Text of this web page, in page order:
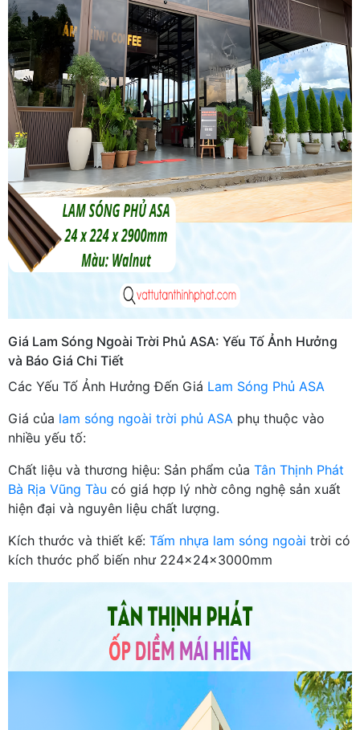
Giá Lam Sóng Ngoài Trời Phủ ASA: Yếu Tố Ảnh Hưởng
và Báo Giá Chi Tiết
Các Yếu Tố Ảnh Hưởng Đến Giá Lam Sóng Phủ ASA
Giá của lam sóng ngoài trời phủ ASA phụ thuộc vào
nhiều yếu tố:
Chất liệu và thương hiệu: Sản phẩm của Tân Thịnh Phát
Bà Rịa Vũng Tàu có giá hợp lý nhờ công nghệ sản xuất
hiện đại và nguyên liệu chất lượng.
Kích thước và thiết kế: Tấm nhựa lam sóng ngoài trời có
kích thước phổ biến như 224x24x3000mm